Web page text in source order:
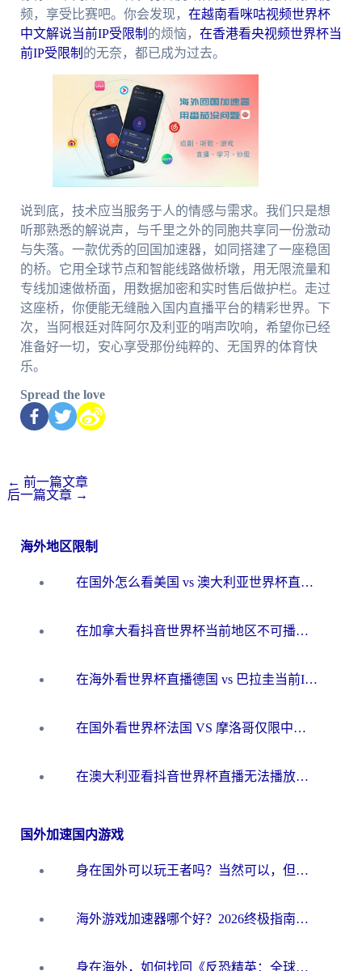
频，享受比赛吧。你会发现， 在越南看咪咕视频世界杯
中文解说当前IP受限制 的烦恼， 在香港看央视频世界杯当
前IP受限制 的无奈，都已成为过去。
说到底，技术应当服务于人的情感与需求。我们只是想
听那熟悉的解说声，与千里之外的同胞共享同一份激动
与失落。一款优秀的回国加速器，如同搭建了一座稳固
的桥。它用全球节点和智能线路做桥墩，用无限流量和
专线加速做桥面，用数据加密和实时售后做护栏。走过
这座桥，你便能无缝融入国内直播平台的精彩世界。下
次，当阿根廷对阵阿尔及利亚的哨声吹响，希望你已经
准备好一切，安心享受那份纯粹的、无国界的体育快
乐。
Spread the love
← 前一篇文章
后一篇文章 →
海外地区限制
在国外怎么看美国 vs 澳大利亚世界杯直播？海外党必藏的中文解说观赛指南
在加拿大看抖音世界杯当前地区不可播放？海外党体育观赛终极指南
在海外看世界杯直播德国 vs 巴拉圭当前IP受限制？这篇指南帮你轻松解决地区限制
在国外看世界杯法国 VS 摩洛哥仅限中国大陆？别让地域限制拦下你的欢呼
在澳大利亚看抖音世界杯直播无法播放？海外党体育观赛终极指南来了！
国外加速国内游戏
身在国外可以玩王者吗？当然可以，但你需要这份“加速”指南
海外游戏加速器哪个好？2026终极指南帮你畅玩国服+解决卡顿难题
身在海外，如何找回《反恐精英：全球攻势》国服的丝滑手感？一份给你的终极指南